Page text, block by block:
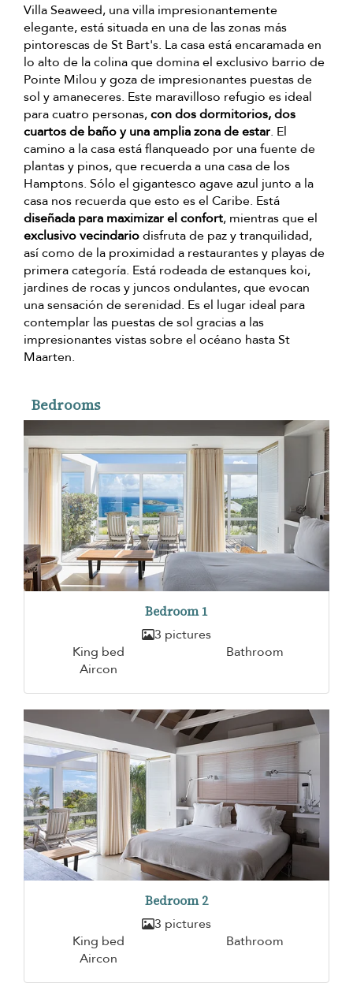
Villa Seaweed, una villa impresionantemente
elegante, está situada en una de las zonas más
pintorescas de St Bart's. La casa está encaramada en
lo alto de la colina que domina el exclusivo barrio de
Pointe Milou y goza de impresionantes puestas de
sol y amaneceres. Este maravilloso refugio es ideal
para cuatro personas,con dos dormitorios, dos
cuartos de baño y una amplia zona de estar. El
camino a la casa está flanqueado por una fuente de
plantas y pinos, que recuerda a una casa de los
Hamptons. Sólo el gigantesco agave azul junto a la
casa nos recuerda que esto es el Caribe. Está
diseñada para maximizar el confort, mientras que el
exclusivo vecindariodisfruta de paz y tranquilidad,
así como de la proximidad a restaurantes y playas de
primera categoría. Está rodeada de estanques koi,
jardines de rocas y juncos ondulantes, que evocan
una sensación de serenidad. Es el lugar ideal para
contemplar las puestas de sol gracias a las
impresionantes vistas sobre el océano hasta St
Maarten.
Bedrooms
Bedroom 1
3 pictures
King bed
Bathroom
Aircon
Bedroom 2
3 pictures
King bed
Bathroom
Aircon